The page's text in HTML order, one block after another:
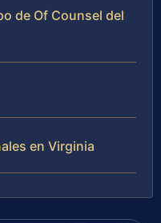
de Of Counsel del
en Virginia